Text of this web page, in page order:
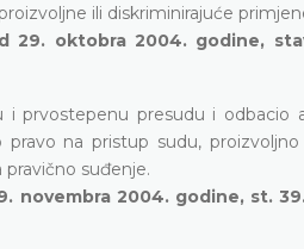
ili diskriminirajuće
oktobra 2004. godine,
prvostepenu presudu i odbacio
na pristup sudu,
suđenje.
novembra 2004. godine, st.